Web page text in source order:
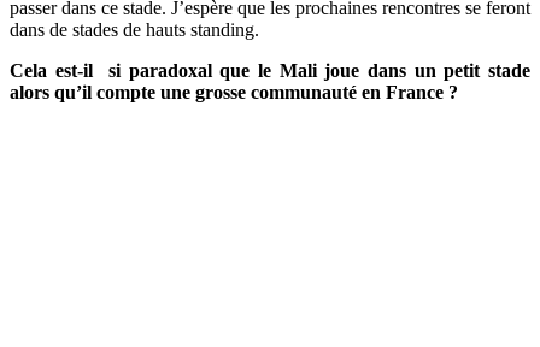
passer dans ce stade. J’espère que les prochaines rencontres se feront
dans de stades de hauts standing.
Cela est-il si paradoxal que le Mali joue dans un petit stade
alors qu’il compte une grosse communauté en France ?